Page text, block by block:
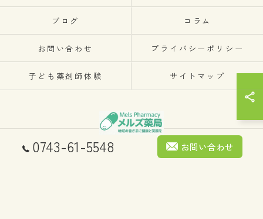
0743-61-5548 お問い合わせ
ブログ コラム
お問い合わせ プライバシーポリシー
子ども薬剤師体験 サイトマップ
© 2026 メルズ薬局 ALL RIGHTS RESERVED.